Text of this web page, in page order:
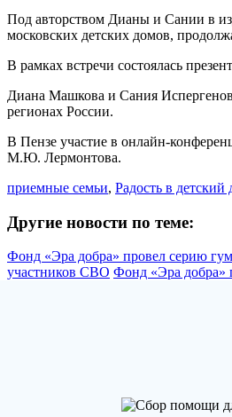
Под авторством Дианы и Сании в
московских детских домов,
В рамках встречи состоялась
Диана Машкова и Сания
регионах России.
В Пензе участие в онлайн-
М.Ю. Лермонтова.
приемные семьи, Радость в детский
Другие новости по теме:
Фонд «Эра добра» провел серию
участников СВО Фонд «Эра добра»